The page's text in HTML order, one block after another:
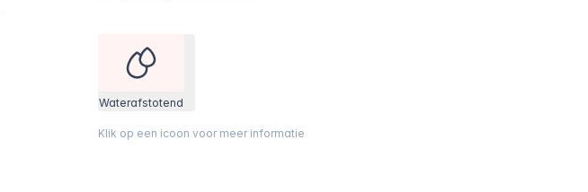
Waterafstotend
Klik op een icoon voor meer informatie